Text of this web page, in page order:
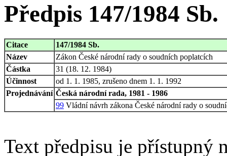
Předpis 147/1984 Sb.
Citace
147/1984 Sb.
Název
Zákon České národní rady o soudních poplatcích
Částka
31 (18. 12. 1984)
Účinnost
od 1. 1. 1985, zrušeno dnem 1. 1. 1992
Projednávání Česká národní rada, 1981 - 1986
99 Vládní návrh zákona České národní rady o
Text předpisu je přístupný